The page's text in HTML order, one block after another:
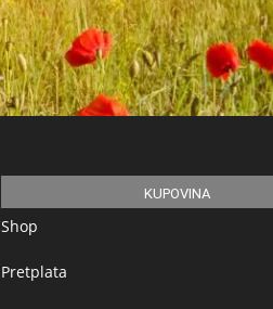
KUPOVINA
Shop
Pretplata